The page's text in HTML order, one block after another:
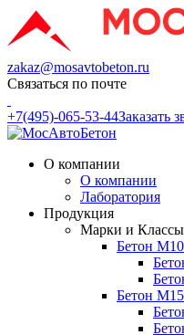
zakaz@mosavtobeton.ru
Связаться по почте
+7(495)-065-53-44Заказать
О компании
О компании
Лаборатория
Продукция
Марки и Классы
Бетон
Бетон